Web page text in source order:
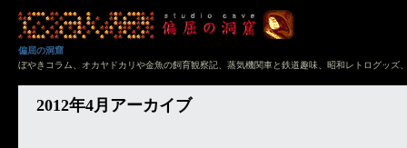
偏屈の洞窟
ぼやきコラム、オカヤドカリや金魚の飼育観察記、蒸気機関車と鉄道趣味、昭和レトログッ
2012年4月アーカイブ